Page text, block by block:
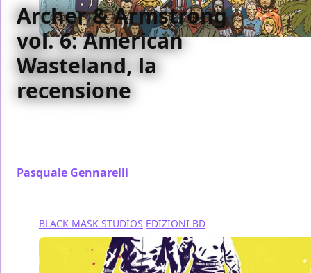
Archer & Armstrong
vol. 6: American
Wasteland, la
recensione
Pasquale Gennarelli
BLACK MASK STUDIOS EDIZIONI BD